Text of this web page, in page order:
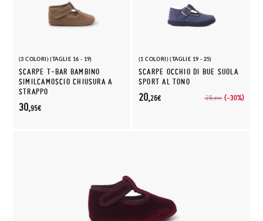
(3 COLORI) (TAGLIE 16 - 19)
SCARPE T-BAR BAMBINO
SIMILCAMOSCIO CHIUSURA A
STRAPPO
30,95€
(1 COLORI) (TAGLIE 19 - 25)
SCARPE OCCHIO DI BUE SUOLA
SPORT AL TONO
28,95€ (-30%)
20,26€